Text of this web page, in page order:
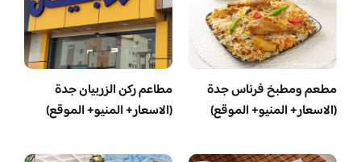
مطعم ومطبخ فرناس جدة
(الاسعار+ المنيو+ الموقع)
مطاعم ركن الزربيان جدة
(الاسعار+ المنيو+ الموقع)